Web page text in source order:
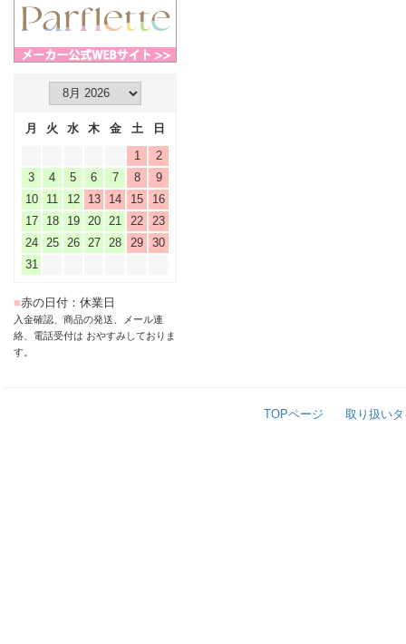
月 火 水 木 金 土
日
1
2
3
4 5 6 7 8
9
10
11 12 13 14 15
16
17
18 19 20 21 22
23
24
25 26 27 28 29
30
31
■赤の日付：休業日
入金確認、商品の発送、メール連
絡、電話受付は おやすみしておりま
す。
TOPページ 取り扱い